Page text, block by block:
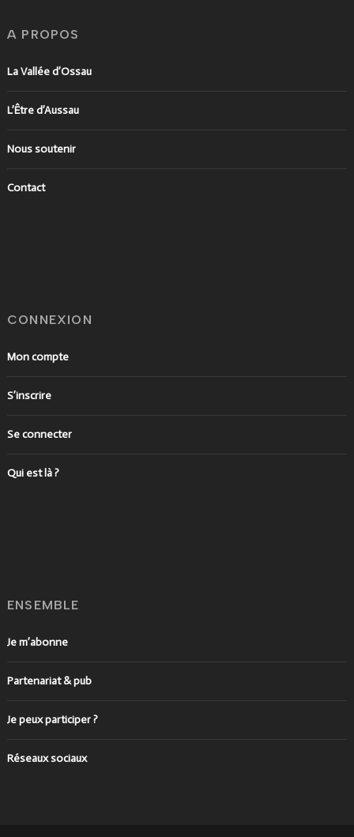
A PROPOS
La Vallée d’Ossau
L’Être d’Aussau
Nous soutenir
Contact
CONNEXION
Mon compte
S’inscrire
Se connecter
Qui est là ?
ENSEMBLE
Je m’abonne
Partenariat & pub
Je peux participer ?
Réseaux sociaux